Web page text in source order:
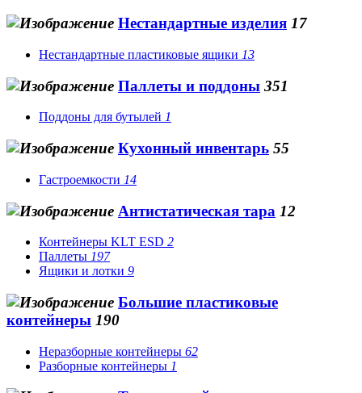
Нестандартные изделия 17
Нестандартные пластиковые ящики 13
Паллеты и поддоны 351
Поддоны для бутылей 1
Кухонный инвентарь 55
Гастроемкости 14
Антистатическая тара 12
Контейнеры KLT ESD 2
Паллеты 197
Ящики и лотки 9
Большие пластиковые
контейнеры 190
Неразборные контейнеры 62
Разборные контейнеры 1